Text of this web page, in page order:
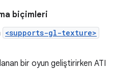
biçimleri
<supports-gl-texture>
bir oyun geliştirirken ATI